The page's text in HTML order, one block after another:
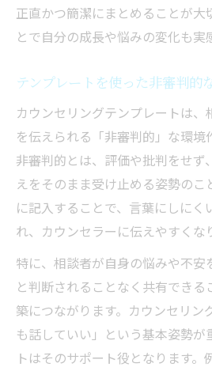
正直かつ簡潔にまとめることが大
とで自分の成長や悩みの変化も実
テンプレートを使った非審判的
カウンセリングテンプレートは、
を伝えられる「非審判的」な環境
非審判的とは、評価や批判をせず
えをそのまま受け止める姿勢のこ
に記入することで、言葉にしにく
れ、カウンセラーに伝えやすくな
特に、相談者が自身の悩みや不安
と判断されることなく共有でき
築につながります。カウンセリン
も話していい」という基本姿勢が
トはそのサポート役となります。